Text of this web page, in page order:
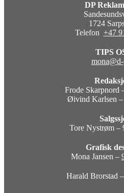
DP
1724
Telefon +47
TIPS
Frode Skarpnord
Øivind Karlsen –
Tore Nystrøm –
Grafisk
Mona Jansen –
Harald Brorstad –